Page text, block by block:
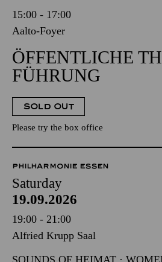
15:00 - 17:00
Aalto-Foyer
ÖFFENTLICHE
FÜHRUNG
SOLD OUT
Please try the box office
PHILHARMONIE ESSEN
Saturday
19.09.2026
19:00 - 21:00
Alfried Krupp Saal
SOUNDS OF HEIMAT ·